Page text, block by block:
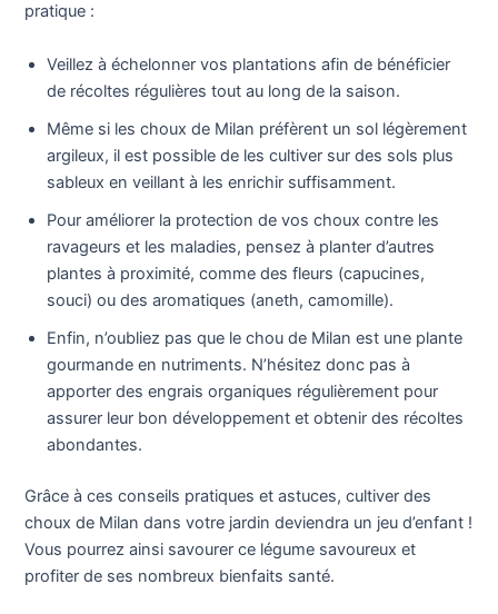
pratique :
Veillez à échelonner vos plantations afin de bénéficier
de récoltes régulières tout au long de la saison.
Même si les choux de Milan préfèrent un sol légèrement
argileux, il est possible de les cultiver sur des sols plus
sableux en veillant à les enrichir suffisamment.
Pour améliorer la protection de vos choux contre les
ravageurs et les maladies, pensez à planter d’autres
plantes à proximité, comme des fleurs (capucines,
souci) ou des aromatiques (aneth, camomille).
Enfin, n’oubliez pas que le chou de Milan est une plante
gourmande en nutriments. N’hésitez donc pas à
apporter des engrais organiques régulièrement pour
assurer leur bon développement et obtenir des récoltes
abondantes.
Grâce à ces conseils pratiques et astuces, cultiver des
choux de Milan dans votre jardin deviendra un jeu d’enfant !
Vous pourrez ainsi savourer ce légume savoureux et
profiter de ses nombreux bienfaits santé.